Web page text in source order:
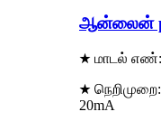
ஆன்லைன்
★ மாடல் எண்:
★
20mA